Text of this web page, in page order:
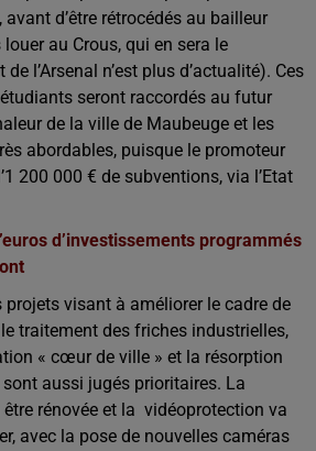
d’être rétrocédés au bailleur
au Crous, qui en sera le
l’Arsenal n’est plus d’actualité). Ces
seront raccordés au futur
de la ville de Maubeuge et les
abordables, puisque le promoteur
200 000 € de subventions, via l’Etat
d’investissements programmés
projets visant à améliorer le cadre de
traitement des friches industrielles,
« cœur de ville » et la résorption
aussi jugés prioritaires. La
rénovée et la vidéoprotection va
avec la pose de nouvelles caméras